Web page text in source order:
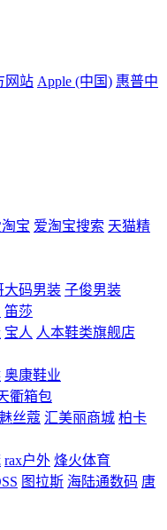
网站 Apple (中国) 惠普中
宝 爱淘宝搜索 天猫精
大码男装 子俊男装
笛莎
宝人 人本鞋类旗舰店
奥康鞋业
衢箱包
魅丝蔻 汇美丽商城 柏卡
rax户外 烽火体育
图拉斯 海陆通数码 唐